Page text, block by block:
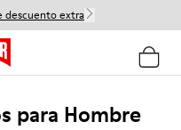
descuento extra
para Hombre